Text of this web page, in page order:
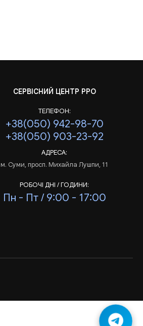
СЕРВІСНИЙ ЦЕНТР РРО
ТЕЛЕФОН:
+38(050) 942-98-70
+38(050) 903-23-92
АДРЕСА:
м. Суми, просп. Михайла Лушпи, 11
РОБОЧІ ДНІ / ГОДИНИ:
Пн - Пт / 9:00 - 17:00